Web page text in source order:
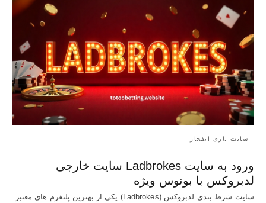
سایت بازی انفجار
ورود به سایت Ladbrokes سایت خارجی
لدبروکس با بونوس ویژه
سایت شرط بندی لدبروکس (Ladbrokes) یکی از بهترین پلتفرم های معتبر